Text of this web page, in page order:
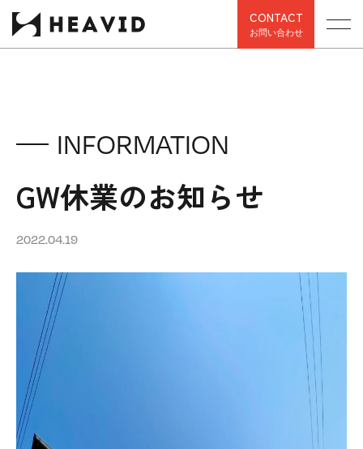
CONTACT
お問い合わせ
INFORMATION
GW休業のお知らせ
2022.04.19